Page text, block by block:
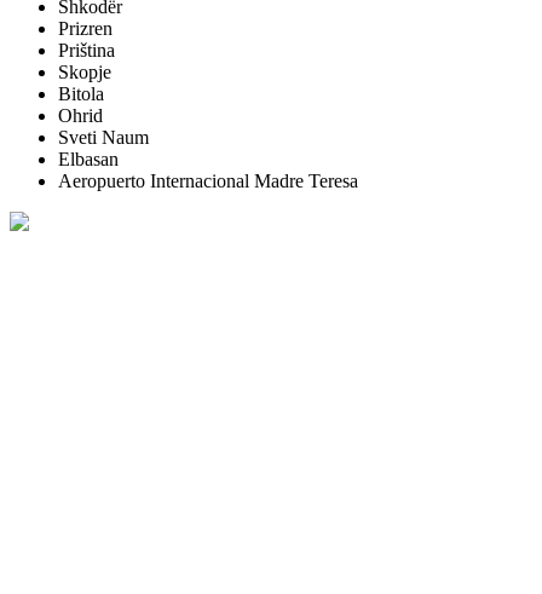
Shkodër
Prizren
Priština
Skopje
Bitola
Ohrid
Sveti Naum
Elbasan
Aeropuerto Internacional Madre Teresa